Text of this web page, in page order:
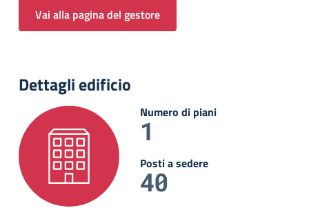
Vai alla pagina del gestore
Dettagli edificio
Numero di piani
1
Posti a sedere
40